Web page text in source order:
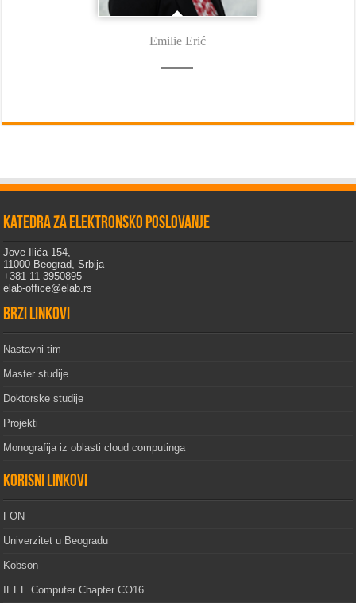
Emilie Erić
Katedra za elektronsko poslovanje
Jove Ilića 154,
11000 Beograd, Srbija
+381 11 3950895
elab-office@elab.rs
Brzi linkovi
Nastavni tim
Master studije
Doktorske studije
Projekti
Monografija iz oblasti cloud computinga
Korisni linkovi
FON
Univerzitet u Beogradu
Kobson
IEEE Computer Chapter CO16